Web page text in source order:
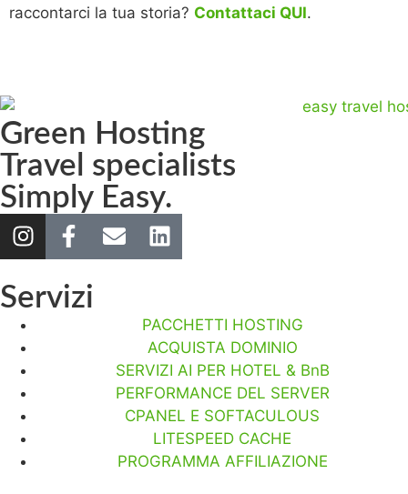
raccontarci la tua storia? Contattaci QUI.
Green Hosting
Travel specialists
Simply Easy.
Servizi
PACCHETTI HOSTING
ACQUISTA DOMINIO
SERVIZI AI PER HOTEL & BnB
PERFORMANCE DEL SERVER
CPANEL E SOFTACULOUS
LITESPEED CACHE
PROGRAMMA AFFILIAZIONE